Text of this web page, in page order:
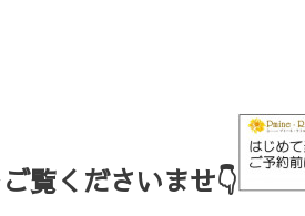
覧くださいませ👇